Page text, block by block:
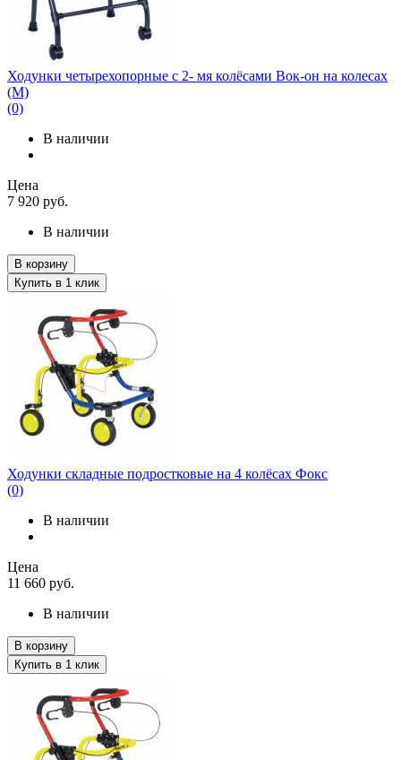
Ходунки четырехопорные с 2- мя колёсами Вок-он на колесах
(М)
(0)
В наличии
Цена
7 920 руб.
В наличии
В корзину
Купить в 1 клик
Ходунки складные подростковые на 4 колёсах Фокс
(0)
В наличии
Цена
11 660 руб.
В наличии
В корзину
Купить в 1 клик